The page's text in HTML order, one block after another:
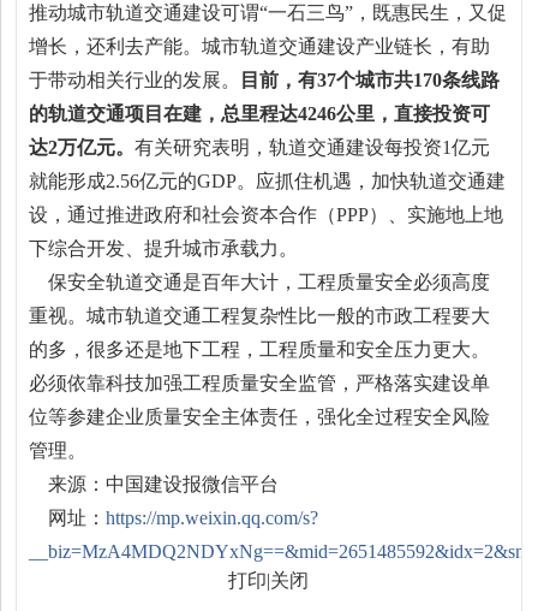
推动城市轨道交通建设可谓“一石三鸟”，既惠民生，又促
增长，还利去产能。城市轨道交通建设产业链长，有助
于带动相关行业的发展。
目前，有37个城市共170条线路
的轨道交通项目在建，总里程达4246公里，直接投资可
达2万亿元。有关研究表明，轨道交通建设每投资1亿元
就能形成2.56亿元的GDP。应抓住机遇，加快轨道交通建
设，通过推进政府和社会资本合作（PPP）、实施地上地
下综合开发、提升城市承载力。
保安全轨道交通是百年大计，工程质量安全必须高度
重视。城市轨道交通工程复杂性比一般的市政工程要大
的多，很多还是地下工程，工程质量和安全压力更大。
必须依靠科技加强工程质量安全监管，严格落实建设单
位等参建企业质量安全主体责任，强化全过程安全风险
管理。
来源：中国建设报微信平台
网址：https://mp.weixin.qq.com/s?
打印|关闭